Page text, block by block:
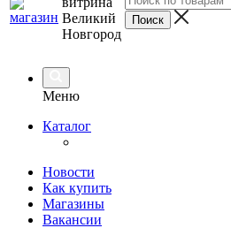
Великий
Новгород
Меню
Каталог
Новости
Как купить
Магазины
Вакансии